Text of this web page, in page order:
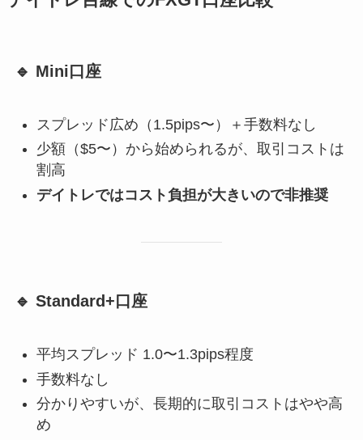
🔹 Mini口座
スプレッド広め（1.5pips〜）＋手数料なし
少額（$5〜）から始められるが、取引コストは
割高
デイトレではコスト負担が大きいので非推奨
🔹 Standard+口座
平均スプレッド 1.0〜1.3pips程度
手数料なし
分かりやすいが、長期的に取引コストはやや高
め